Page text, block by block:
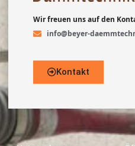
Wir freuen uns auf den
info@beyer-
Kontakt